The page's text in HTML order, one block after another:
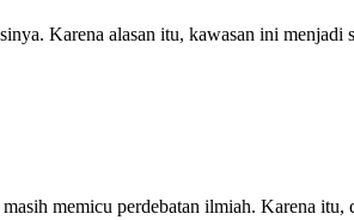
Karena alasan itu, kawasan ini menjadi
memicu perdebatan ilmiah. Karena itu,